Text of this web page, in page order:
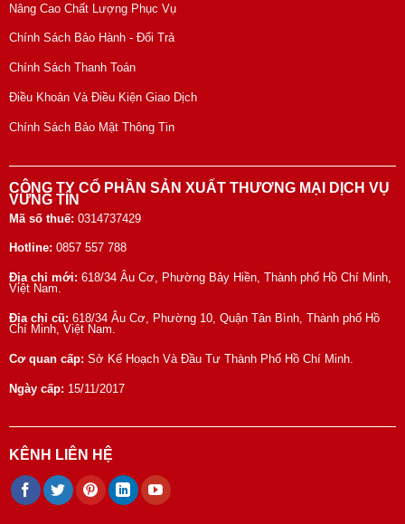
Nâng Cao Chất Lượng Phục Vụ
Chính Sách Bảo Hành - Đổi Trả
Chính Sách Thanh Toán
Điều Khoản Và Điều Kiện Giao Dịch
Chính Sách Bảo Mật Thông Tin
CÔNG TY CỔ PHẦN SẢN XUẤT THƯƠNG MẠI DỊCH VỤ
VỮNG TÍN
Mã số thuế: 0314737429
Hotline: 0857 557 788
Địa chỉ mới: 618/34 Âu Cơ, Phường Bảy Hiền, Thành phố Hồ Chí Minh,
Việt Nam.
Địa chỉ cũ: 618/34 Âu Cơ, Phường 10, Quận Tân Bình, Thành phố Hồ
Chí Minh, Việt Nam.
Cơ quan cấp: Sở Kế Hoạch Và Đầu Tư Thành Phố Hồ Chí Minh.
Ngày cấp: 15/11/2017
KÊNH LIÊN HỆ